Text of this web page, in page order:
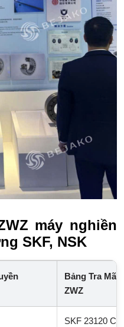
máy nghiền
SKF, NSK
Bảng Tra Mã
ZWZ
SKF 23120